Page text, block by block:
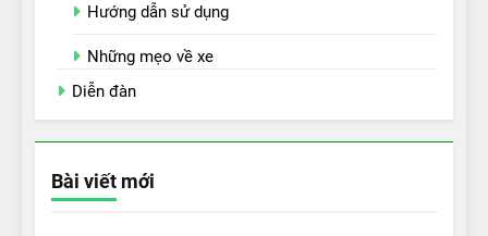
Hướng dẫn sử dụng
Những mẹo về xe
Diễn đàn
Bài viết mới